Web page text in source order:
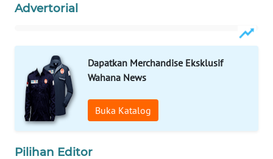
Advertorial
Dapatkan Merchandise Eksklusif
Wahana News
Buka Katalog
Pilihan Editor
PLN
LPKKI
LKKI
KOPEKLIN